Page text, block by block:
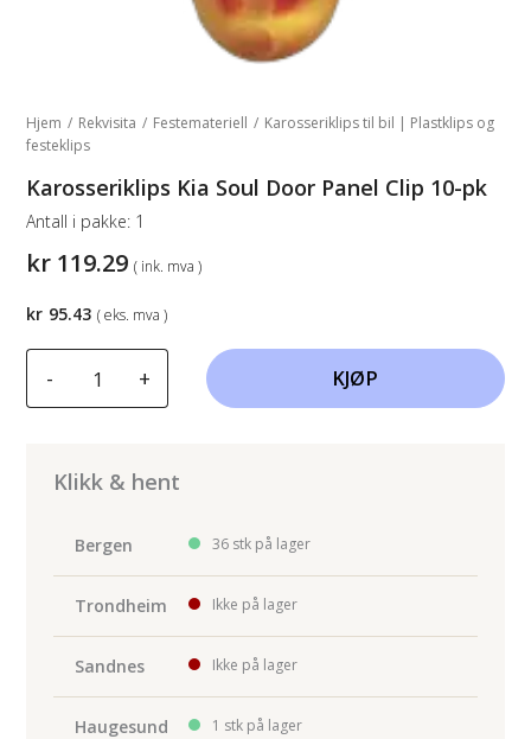
Hjem / Rekvisita / Festemateriell / Karosseriklips til bil | Plastklips og
festeklips
Karosseriklips Kia Soul Door Panel Clip 10-pk
kr 119.29 ( ink. mva )
Antall i pakke: 1
-
Panel
+ KJØP
Klikk & hent
Bergen 36 stk på lager
Trondheim Ikke på lager
Sandnes Ikke på lager
Haugesund 1 stk på lager
kr 95.43 ( eks. mva )